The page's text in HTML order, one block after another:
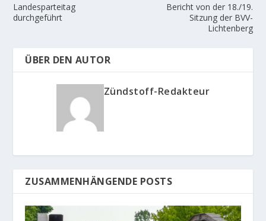
Landesparteitag
durchgeführt
Bericht von der 18./19.
Sitzung der BVV-
Lichtenberg
ÜBER DEN AUTOR
Zündstoff-Redakteur
ZUSAMMENHÄNGENDE POSTS